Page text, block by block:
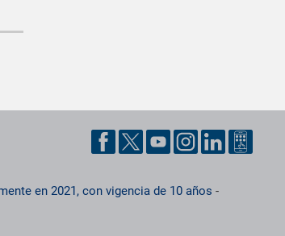
en 2021, con vigencia de 10 años -